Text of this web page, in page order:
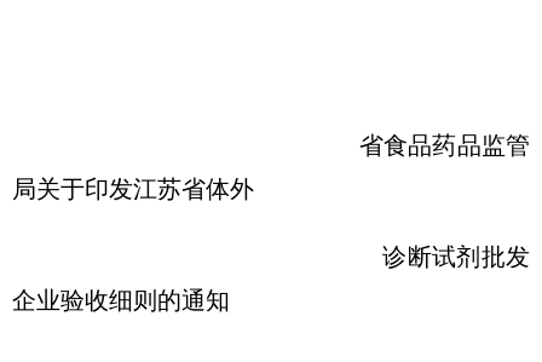
省食品药品监管
局关于印发江苏省体外
诊断试剂批发
企业验收细则的通知